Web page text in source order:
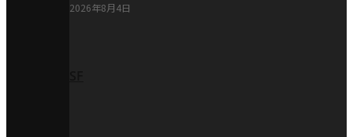
2026年8月4日